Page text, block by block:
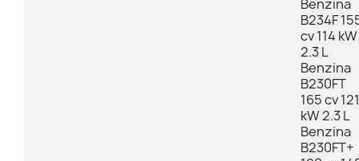
Benzina
B234F
cv 114 kW
2.3 L
Benzina
B230FT
165 cv 121
kW 2.3 L
Benzina
B230FT+